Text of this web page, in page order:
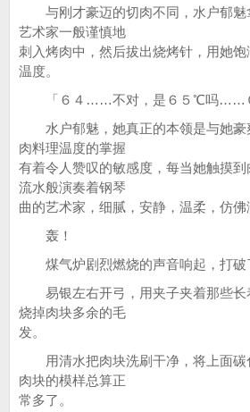
与刚才豪迈的切肉不同，水户郁魅
艺术家一般谨慎地
刺入烤肉中，然后拔出烧烤针，用她
温度。
「６４……不对，是６５℃吗……Ｏ
水户郁魅，她真正的本领是与她豪
肉料理温度的掌握
有着令人赞叹的敏感度，每当她触摸
流水般演奏着钢琴
曲的艺术家，细腻，安静，温柔，仿佛
轰！
煤气炉剧烈燃烧的声音响起，打破
易银左右开弓，用夹子夹着那些长
烧掉肉块多余的毛
发。
用清水把肉块洗刷干净，将上面碳
肉块的模样总算正
常多了。